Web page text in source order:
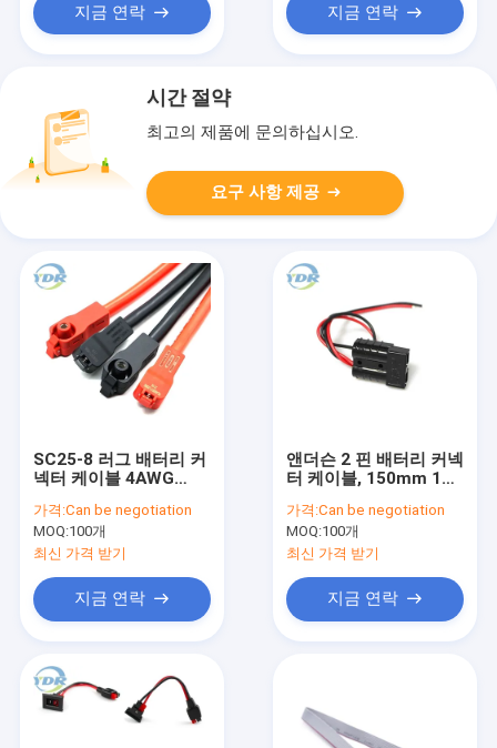
지금 연락 지금 연락
시간 절약
최고의 제품에 문의하십시오.
요구 사항 제공
SC25-8 러그 배터리 커
넥터 케이블 4AWG
가격:Can be negotiation
MOQ:100개
최신 가격 받기
지금 연락
앤더슨 2 핀 배터리 커넥
터 케이블, 150mm 12
가격:Can be negotiation
MOQ:100개
최신 가격 받기
지금 연락